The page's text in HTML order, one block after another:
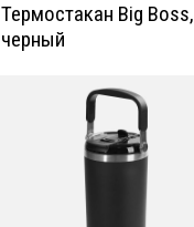
Термостакан Big Boss,
черный